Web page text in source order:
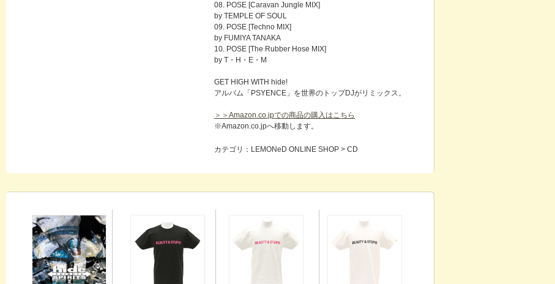
08. POSE [Caravan Jungle MIX]
by TEMPLE OF SOUL
09. POSE [Techno MIX]
by FUMIYA TANAKA
10. POSE [The Rubber Hose MIX]
by T・H・E・M
GET HIGH WITH hide!
アルバム「PSYENCE」を世界のトップDJがリミックス。
＞＞Amazon.co.jpでの商品の購入はこちら
※Amazon.co.jpへ移動します。
カテゴリ：LEMONeD ONLINE SHOP > CD